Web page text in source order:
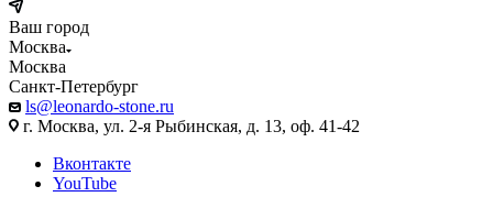
Ваш город
Москва
Москва
Санкт-Петербург
ls@leonardo-stone.ru
г. Москва, ул. 2-я Рыбинская, д. 13, оф. 41-42
Вконтакте
YouTube